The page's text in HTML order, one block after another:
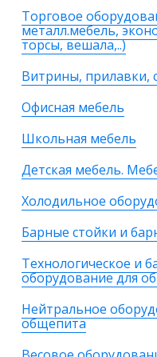
Торговое
металл.мебель,
торсы, вешала,..)
Витрины, прилавки,
Офисная мебель
Школьная мебель
Детская мебель.
Холодильное
Барные стойки и
Технологическое и
оборудование для
Нейтральное
общепита